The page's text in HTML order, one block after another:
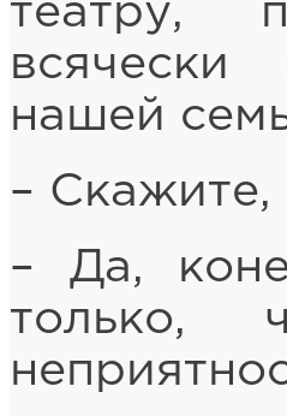
театру,
нашей
–
– Да,
только,